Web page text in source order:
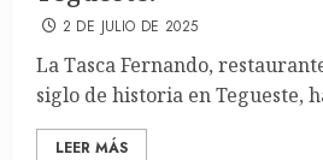
2 DE JULIO DE 2025
La Tasca Fernando,
siglo de historia en Tegueste,
LEER MÁS